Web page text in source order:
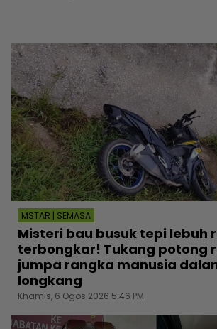
MSTAR | SEMASA
Misteri bau busuk tepi lebuh
terbongkar! Tukang potong
jumpa rangka manusia
longkang
Khamis, 6 Ogos 2026 5:46 PM